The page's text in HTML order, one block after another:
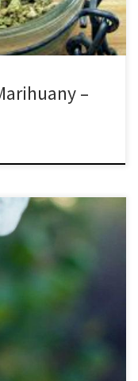
–
w jednym
korzyści oraz
samej przestrzeni
oraz
nie jest to tak
uprawiać